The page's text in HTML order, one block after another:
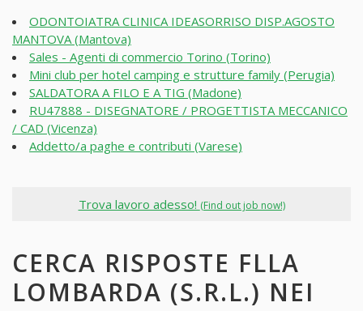
ODONTOIATRA CLINICA IDEASORRISO DISP.AGOSTO
MANTOVA (Mantova)
Sales - Agenti di commercio Torino (Torino)
Mini club per hotel camping e strutture family (Perugia)
SALDATORA A FILO E A TIG (Madone)
RU47888 - DISEGNATORE / PROGETTISTA MECCANICO
/ CAD (Vicenza)
Addetto/a paghe e contributi (Varese)
Trova lavoro adesso! (Find out job now!)
CERCA RISPOSTE FLLA
LOMBARDA (S.R.L.) NEI